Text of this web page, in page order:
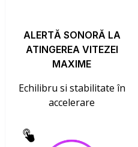
ALERTĂ SONORĂ LA
ATINGEREA VITEZEI
MAXIME
Echilibru si stabilitate în
accelerare